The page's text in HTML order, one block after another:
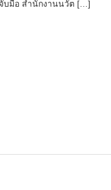
บมือ สำนักงานนวัต […]